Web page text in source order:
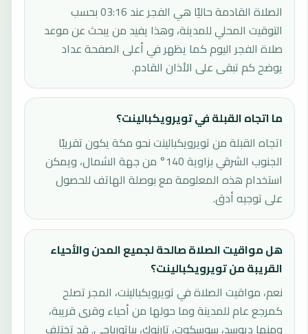
الصلاة القادمة حاليًا هي الفجر عند 03:16 بحسب
التوقيت المحلي للمدينة، وهذا يفيد من يبحث عن موعد
صلاة الفجر اليوم كما يظهر في أعلى الصفحة عداد
يوضح كم تبقى على الأذان القادم.
ما اتجاه القبلة في تويرويكبالينت؟
اتجاه القبلة من تويرويكبالينت نحو مكة يكون تقريبًا
الجنوب الشرقي بزاوية 140° من جهة الشمال، ويمكن
استخدام هذه المعلومة مع بوصلة الهاتف للحصول
على توجيه أدق.
هل مواقيت الصلاة صالحة لجميع المدن والأحياء
القريبة من تويرويكبالينت؟
نعم، مواقيت الصلاة في تويرويكبالينت، المجر تصلح
كمرجع عام للمدينة وما حولها من أحياء وقرى قريبة،
ومنها ديوسد، سوسكوت، تارنوك، بياتورباجي. قد تختلف